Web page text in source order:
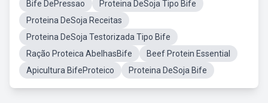
Bife DePressao
Proteina DeSoja Tipo Bife
Proteina DeSoja Receitas
Proteina DeSoja Testorizada Tipo Bife
Ração Proteica AbelhasBife
Beef Protein Essential
Apicultura BifeProteico
Proteina DeSoja Bife